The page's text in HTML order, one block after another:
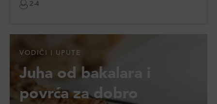
2-4
VODIČI I UPUTE
Juha od bakalara i
povrća za dobro